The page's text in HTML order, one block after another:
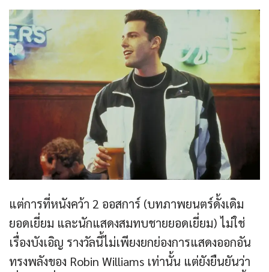
แต่การที่หนังคว้า 2 ออสการ์ (บทภาพยนตร์ดั้งเดิม
ยอดเยี่ยม และนักแสดงสมทบชายยอดเยี่ยม) ไม่ใช่
เรื่องบังเอิญ รางวัลนี้ไม่เพียงยกย่องการแสดงออกอัน
ทรงพลังของ Robin Williams เท่านั้น แต่ยังยืนยันว่า